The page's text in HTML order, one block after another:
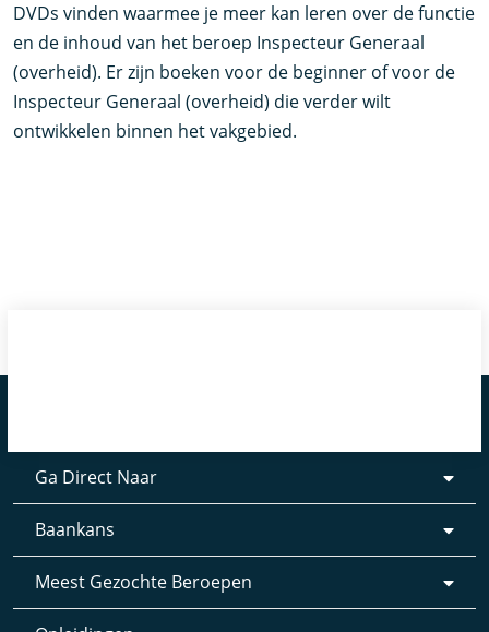
DVDs vinden waarmee je meer kan leren over de functie
en de inhoud van het beroep Inspecteur Generaal
(overheid). Er zijn boeken voor de beginner of voor de
Inspecteur Generaal (overheid) die verder wilt
ontwikkelen binnen het vakgebied.
Ga Direct Naar
Baankans
Meest Gezochte Beroepen